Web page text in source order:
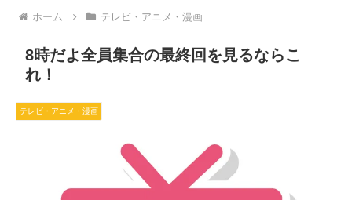
ホーム テレビ・アニメ・漫画
8時だよ全員集合の最終回を見るならこ
れ！
テレビ・アニメ・漫画